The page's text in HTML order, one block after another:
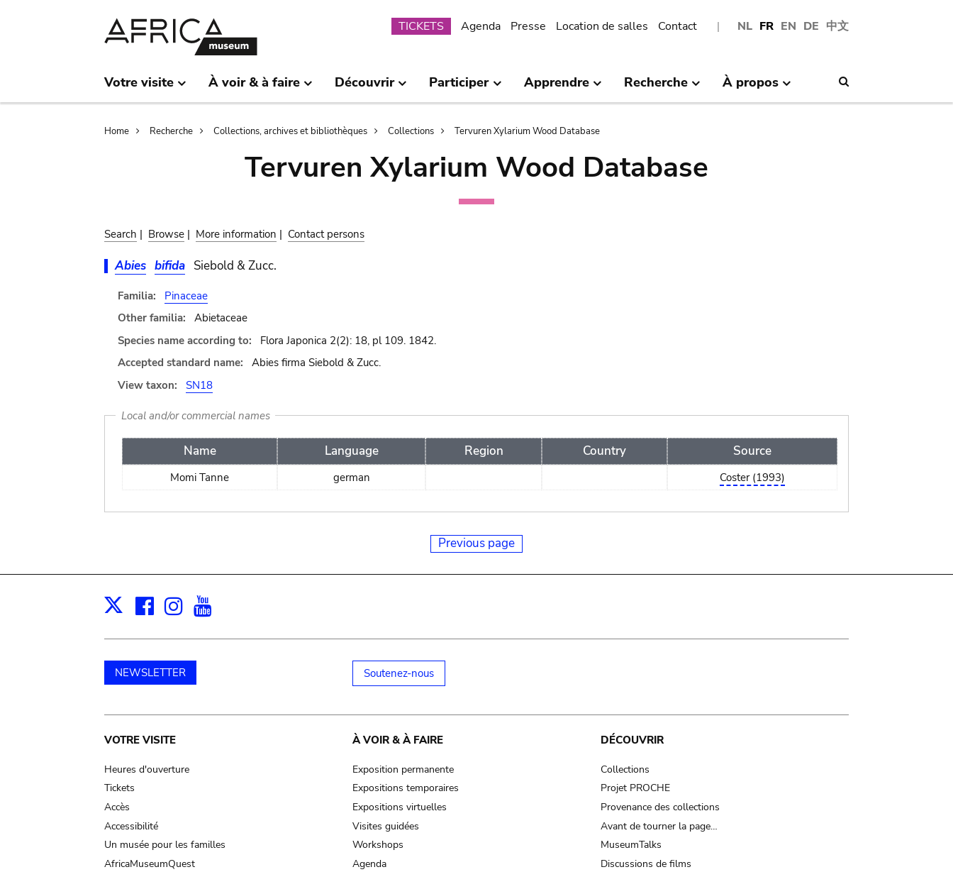
NL FR EN DE 中文
Submenu
TICKETS Agenda Presse Location de salles Contact
Votre visite À voir & à faire Découvrir Participer Apprendre Recherche À propos
Breadcrumb
Home Recherche Collections, archives et bibliothèques Collections Tervuren Xylarium Wood Database
Tervuren Xylarium Wood Database
Search | Browse | More information | Contact persons
Abies bifida Siebold & Zucc.
Familia:
Pinaceae
Other familia:
Abietaceae
Species name according to:
Flora Japonica 2(2): 18, pl 109. 1842.
Accepted standard name:
Abies firma Siebold & Zucc.
View taxon:
SN18
Local and/or commercial names
Name Language Region Country Source
Momi Tanne german Coster (1993)
Previous page
X Facebook
Instagram
NEWSLETTER Soutenez-nous
Main
navigation
VOTRE VISITE
Heures d'ouverture
Tickets
Accès
Accessibilité
Un musée pour les familles
AfricaMuseumQuest
À VOIR & À FAIRE
Exposition permanente
Expositions temporaires
Expositions virtuelles
Visites guidées
Workshops
Agenda
DÉCOUVRIR
Collections
Projet PROCHE
Provenance des collections
Avant de tourner la page…
MuseumTalks
Discussions de films